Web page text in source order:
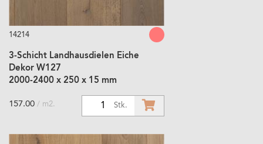
14214
3-Schicht Landhausdielen Eiche
Dekor W127
2000-2400 x 250 x 15 mm
Stk.
157.00 / m2.